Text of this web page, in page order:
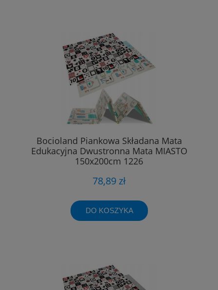
Bocioland Piankowa Składana Mata
Edukacyjna Dwustronna Mata MIASTO
150x200cm 1226
78,89 zł
DO KOSZYKA